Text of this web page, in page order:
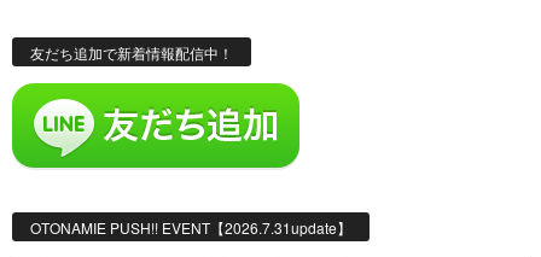
友だち追加で新着情報配信中！
OTONAMIE PUSH!! EVENT【2026.7.31update】